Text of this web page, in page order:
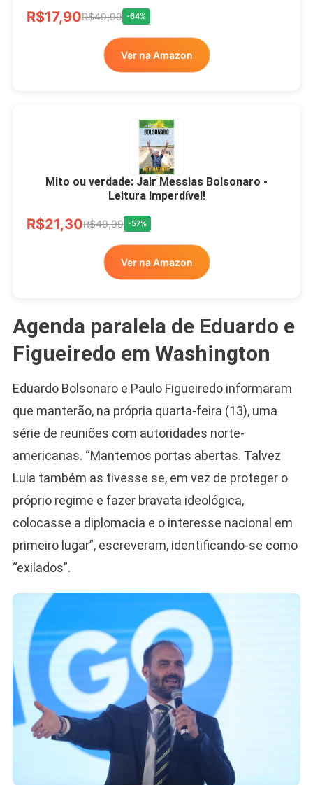
R$17,90R$49,99 -64%
Ver na Amazon
Mito ou verdade: Jair Messias Bolsonaro -
Leitura Imperdível!
R$21,30R$49,99 -57%
Ver na Amazon
Agenda paralela de Eduardo e
Figueiredo em Washington
Eduardo Bolsonaro e Paulo Figueiredo informaram
que manterão, na própria quarta-feira (13), uma
série de reuniões com autoridades norte-
americanas. “Mantemos portas abertas. Talvez
Lula também as tivesse se, em vez de proteger o
próprio regime e fazer bravata ideológica,
colocasse a diplomacia e o interesse nacional em
primeiro lugar”, escreveram, identificando-se como
“exilados”.